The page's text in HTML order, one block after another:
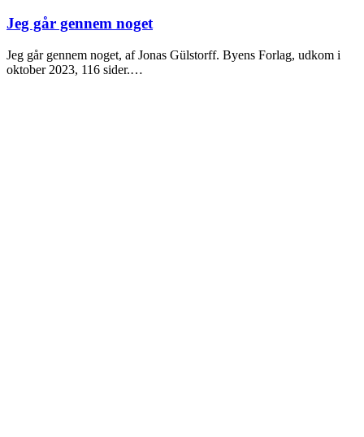
2023
Jeg går gennem noget
Jeg går gennem noget, af Jonas Gülstorff. Byens Forlag, udkom i
oktober 2023, 116 sider.…